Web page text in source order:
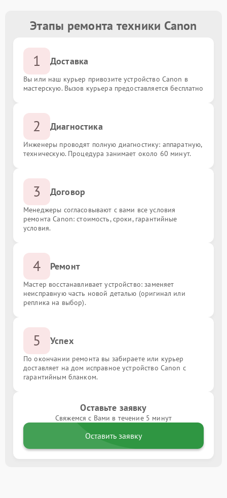
Этапы ремонта техники Canon
1 Доставка
Вы или наш курьер привозите устройство Canon в
мастерскую. Вызов курьера предоставляется бесплатно
2 Диагностика
Инженеры проводят полную диагностику: аппаратную,
техническую. Процедура занимает около 60 минут.
3 Договор
Менеджеры согласовывают с вами все условия
ремонта Canon: стоимость, сроки, гарантийные
условия.
4 Ремонт
Мастер восстанавливает устройство: заменяет
неисправную часть новой деталью (оригинал или
реплика на выбор).
5 Успех
По окончании ремонта вы забираете или курьер
доставляет на дом исправное устройство Canon с
гарантийным бланком.
Оставьте заявку
Свяжемся с Вами в течение 5 минут
Оставить заявку